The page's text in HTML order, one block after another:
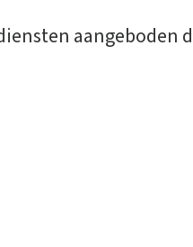
aangeboden